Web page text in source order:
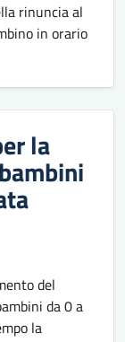
rinuncia al
in orario
la
del
da 0 a
la